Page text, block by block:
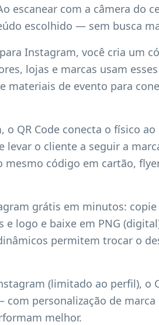
escanear com a câmera do
escolhido — sem busca
Instagram, você cria um
lojas e marcas usam
materiais de evento para
o QR Code conecta o físico
levar o cliente a seguir a
mesmo código em cartão,
grátis em minutos:
logo e baixe em PNG
permitem trocar o
(limitado ao perfil), o
com personalização de
melhor.